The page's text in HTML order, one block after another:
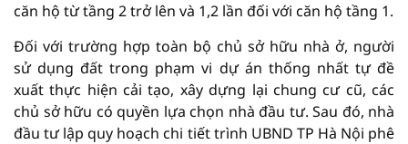
căn hộ từ tầng 2 trở lên và 1,2 lần đối với căn hộ tầng 1.
Đối với trường hợp toàn bộ chủ sở hữu nhà ở, người
sử dụng đất trong phạm vi dự án thống nhất tự đề
xuất thực hiện cải tạo, xây dựng lại chung cư cũ, các
chủ sở hữu có quyền lựa chọn nhà đầu tư. Sau đó, nhà
đầu tư lập quy hoạch chi tiết trình UBND TP Hà Nội phê